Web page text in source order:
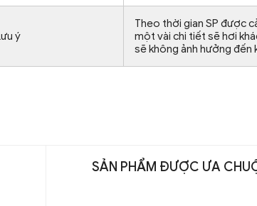
ý
Theo thời gian SP được
một vài chi tiết sẽ hơi
sẽ không ảnh hưởng đến
SẢN PHẨM ĐƯỢC ƯA